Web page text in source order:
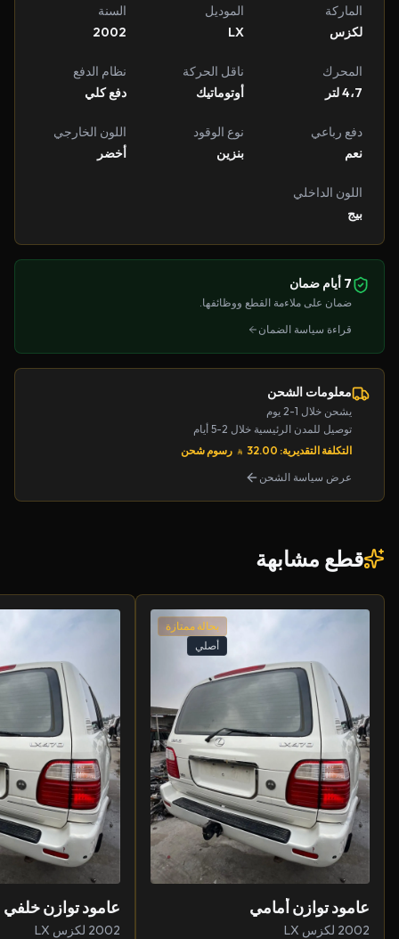
الماركة
لكزس
الموديل
LX
السنة
2002
المحرك
4،7 لتر
ناقل الحركة
أوتوماتيك
نظام الدفع
دفع كلي
دفع رباعي
نعم
نوع الوقود
بنزين
اللون الخارجي
أخضر
اللون الداخلي
بيج
7 أيام ضمان
ضمان على ملاءمة القطع ووظائفها.
قراءة سياسة الضمان
معلومات الشحن
يشحن خلال 1-2 يوم
توصيل للمدن الرئيسية خلال 2-5 أيام
التكلفة التقديرية: 32.00
رسوم شحن
عرض سياسة الشحن
قطع مشابهة
بحالة ممتازة
أصلي
عامود توازن أمامي
2002 لكزس LX
عامود توازن خلفي
2002 لكزس LX